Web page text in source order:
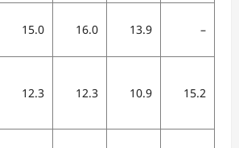
15.0 16.0 13.9 –
12.3 12.3 10.9 15.2